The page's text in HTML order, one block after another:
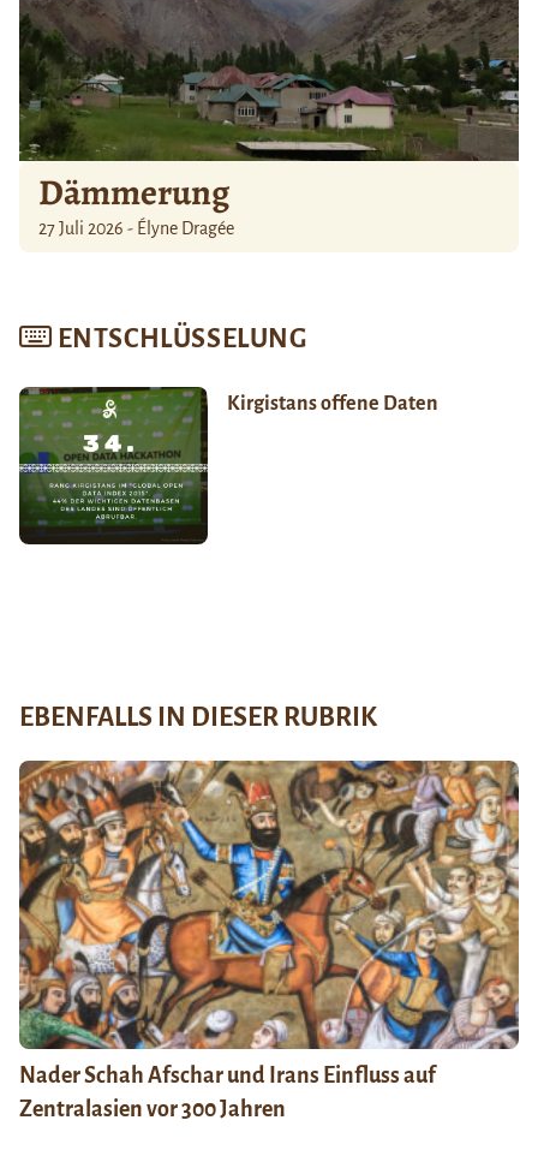
Dämmerung
27 Juli 2026 - Élyne Dragée
ENTSCHLÜSSELUNG
Kirgistans offene Daten
EBENFALLS IN DIESER RUBRIK
Nader Schah Afschar und Irans Einfluss auf
Zentralasien vor 300 Jahren